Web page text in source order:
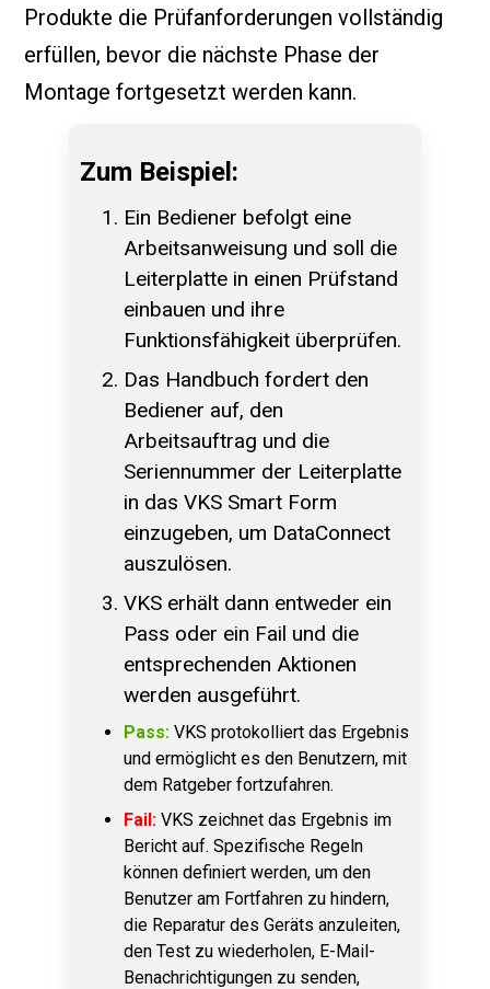
Produkte die Prüfanforderungen vollständig
erfüllen, bevor die nächste Phase der
Montage fortgesetzt werden kann.
Zum Beispiel:
Ein Bediener befolgt eine
Arbeitsanweisung und soll die
Leiterplatte in einen Prüfstand
einbauen und ihre
Funktionsfähigkeit überprüfen.
Das Handbuch fordert den
Bediener auf, den
Arbeitsauftrag und die
Seriennummer der Leiterplatte
in das VKS Smart Form
einzugeben, um DataConnect
auszulösen.
VKS erhält dann entweder ein
Pass oder ein Fail und die
entsprechenden Aktionen
werden ausgeführt.
Pass:VKS protokolliert das Ergebnis
und ermöglicht es den Benutzern, mit
dem Ratgeber fortzufahren.
Fail: VKS zeichnet das Ergebnis im
Bericht auf. Spezifische Regeln
können definiert werden, um den
Benutzer am Fortfahren zu hindern,
die Reparatur des Geräts anzuleiten,
den Test zu wiederholen, E-Mail-
Benachrichtigungen zu senden,